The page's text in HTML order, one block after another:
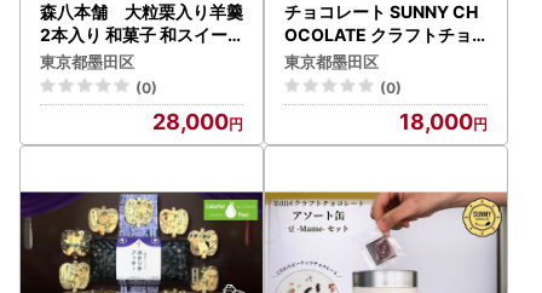
森八本舗 大粒栗入り羊羹
2本入り 和菓子 和スイー
ツ おやつ お茶うけ 栗よう
かん 贈答品 お歳暮 お中元
お土産
東京都墨田区
(0)
28,000
チョコレート SUNNY CH
OCOLATE クラフトチョ
コレート【アソート缶 （3
種 12枚入）】 チョコ お菓
子 洋菓子 アソート オリジ
ナルデザイン お手土産 ギ
フト 墨田区 東京都
東京都墨田区
(0)
18,000